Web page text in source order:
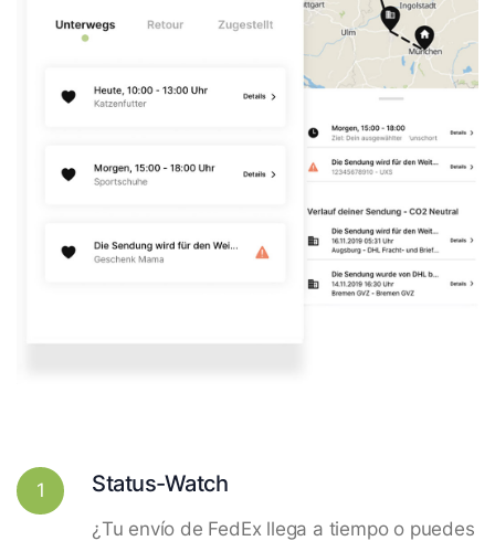
1 Status-Watch
¿Tu envío de FedEx llega a tiempo o puedes